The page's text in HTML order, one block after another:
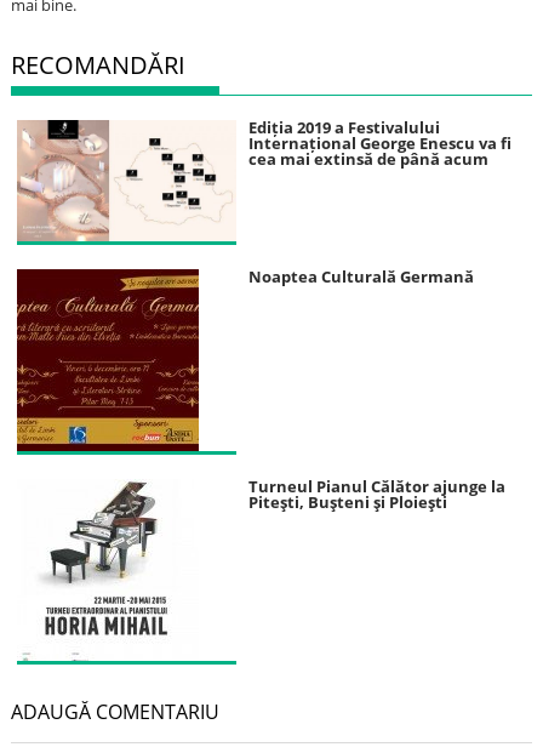
RECOMANDĂRI
Ediția 2019 a Festivalului
Internațional George Enescu va fi
cea mai extinsă de până acum
Noaptea Culturală Germană
Turneul Pianul Călător ajunge la
Piteşti, Buşteni şi Ploieşti
ADAUGĂ COMENTARIU